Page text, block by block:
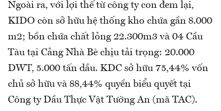
Ngoài ra, với lợi thế từ công ty con đem lại,
KIDO còn sở hữu hệ thống kho chứa gần 8.000
m2; bồn chứa chất lỏng 22.300m3 và 04 Cầu
Tàu tại Cảng Nhà Bè chịu tải trọng: 20.000
DWT, 5.000 tấn dầu. KDC sở hữu 75,44% vốn
chủ sở hữu và 88,44% quyền biểu quyết tại
Công ty Dầu Thực Vật Tường An (mã TAC).